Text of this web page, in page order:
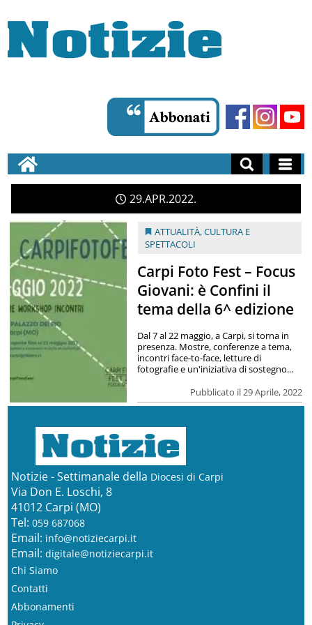
29APR2022
ATTUALITÀ,CULTURA E
SPETTACOLI
Carpi Foto Fest – Focus
Giovani: è Confini il
tema della 6^ edizione
Pubblicato il 29 Aprile, 2022
Dal 7 al 22 maggio, a Carpi, si torna in
presenza. Mostre, conferenze a tema,
incontri face-to-face, letture di
fotografie e un'iniziativa di sostegno...
Notizie - Settimanale della Diocesi di Carpi
Via Don E. Loschi, 8
41012 Carpi (MO)
Tel: 059 687068
Email: info@notiziecarpi.it
Email: digitale@notiziecarpi.it
Chi Siamo
Contatti
Abbonamenti